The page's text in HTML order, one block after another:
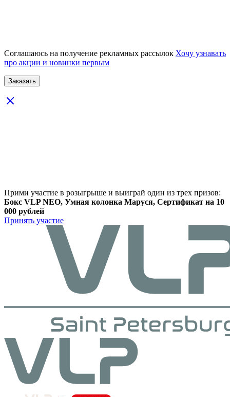
Соглашаюсь на получение рекламных рассылок Хочу узнавать
про акции и новинки первым
Прими участие в розыгрыше и выиграй один из трех призов:
Бокс VLP NEO, Умная колонка Маруся, Сертификат на 10
000 рублей
Принять участие